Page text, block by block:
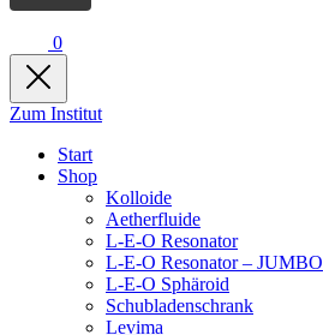
0
Zum Institut
Start
Shop
Kolloide
Aetherfluide
L-E-O Resonator
L-E-O Resonator – JUMBO
L-E-O Sphäroid
Schubladenschrank
Levima